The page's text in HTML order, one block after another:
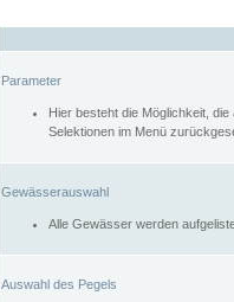
Parameter
Hier besteht die Möglichkeit,
Selektionen im Menü
Gewässerauswahl
Alle Gewässer werden
Auswahl des Pegels